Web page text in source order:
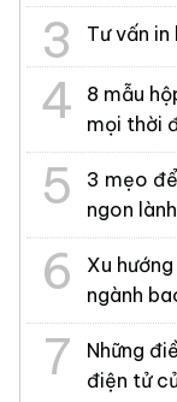
Tư vấn
8 mẫu
mọi thời
3 mẹo
ngon
Xu
ngành
Những
điện tử